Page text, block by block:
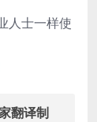
人士一样使
翻译制